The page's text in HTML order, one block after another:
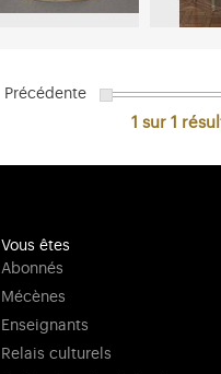
Précédente
1 sur 1
Vous êtes
Abonnés
Mécènes
Enseignants
Relais culturels